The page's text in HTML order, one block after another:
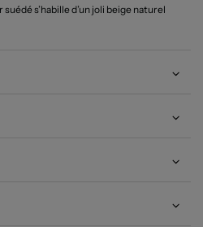
s’habille d’un joli beige naturel
tandis que la finition doublée de
à prix mini. C’est l’opportunité